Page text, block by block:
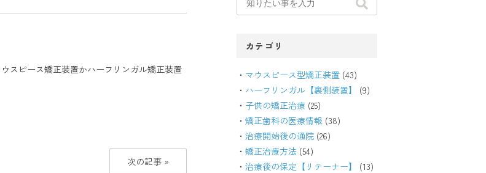
スピース矯正装置かハーフリンガル矯正装置
次の記事 »
カテゴリ
マウスピース型矯正装置 (43)
ハーフリンガル【裏側装置】
(9)
子供の矯正治療 (25)
矯正歯科の医療情報 (38)
治療開始後の通院 (26)
矯正治療方法 (54)
治療後の保定【リテーナー】
(13)